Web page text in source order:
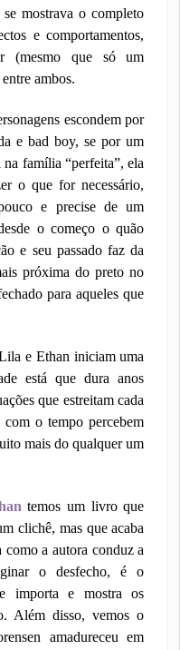
mostrava o completo
e comportamentos,
(mesmo que só um
ambos.
escondem por
e bad boy, se por um
família “perfeita”, ela
o que for necessário,
e precise de um
o começo o quão
e seu passado faz da
próxima do preto no
para aqueles que
e Ethan iniciam uma
está que dura anos
que estreitam cada
o tempo percebem
mais do qualquer um
temos um livro que
clichê, mas que acaba
a autora conduz a
o desfecho, é o
importa e mostra os
Além disso, vemos o
amadureceu em